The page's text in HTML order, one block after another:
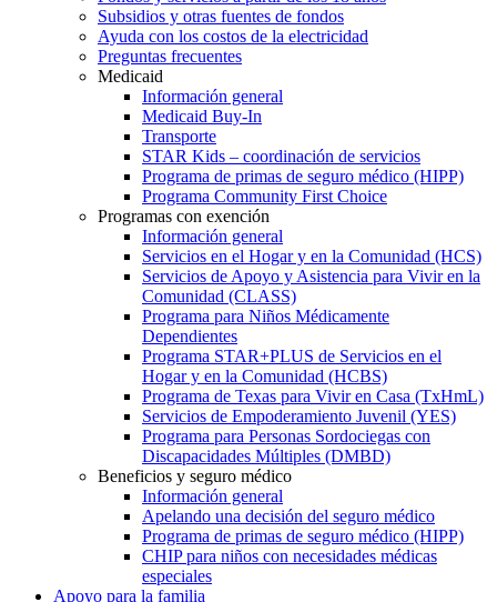
Subsidios y otras fuentes de fondos
Ayuda con los costos de la electricidad
Preguntas frecuentes
Medicaid
Información general
Medicaid Buy-In
Transporte
STAR Kids – coordinación de servicios
Programa de primas de seguro médico (HIPP)
Programa Community First Choice
Programas con exención
Información general
Servicios en el Hogar y en la Comunidad (HCS)
Servicios de Apoyo y Asistencia para Vivir en la
Comunidad (CLASS)
Programa para Niños Médicamente
Dependientes
Programa STAR+PLUS de Servicios en el
Hogar y en la Comunidad (HCBS)
Programa de Texas para Vivir en Casa (TxHmL)
Servicios de Empoderamiento Juvenil (YES)
Programa para Personas Sordociegas con
Discapacidades Múltiples (DMBD)
Beneficios y seguro médico
Información general
Apelando una decisión del seguro médico
Programa de primas de seguro médico (HIPP)
CHIP para niños con necesidades médicas
especiales
Apoyo para la familia